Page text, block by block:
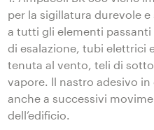
per la sigillatura durevole
a tutti gli elementi
di esalazione, tubi elettrici
tenuta al vento, teli di
vapore. Il nastro adesivo
anche a successivi
dell’edificio.